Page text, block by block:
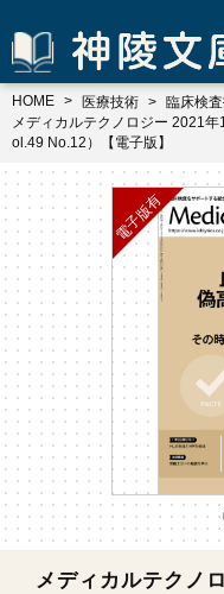
HOME 医療技術
臨床検
メディカルテクノロジー 2021
ol.49 No.12）【電子版】
メディカルテクノ